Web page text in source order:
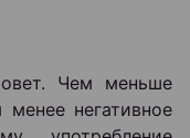
Чем меньше
негативное